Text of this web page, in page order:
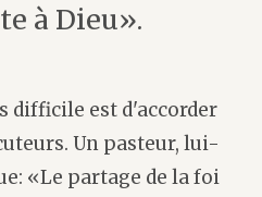
à Dieu».
difficile est d'accorder
Un pasteur, lui-
«Le partage de la foi